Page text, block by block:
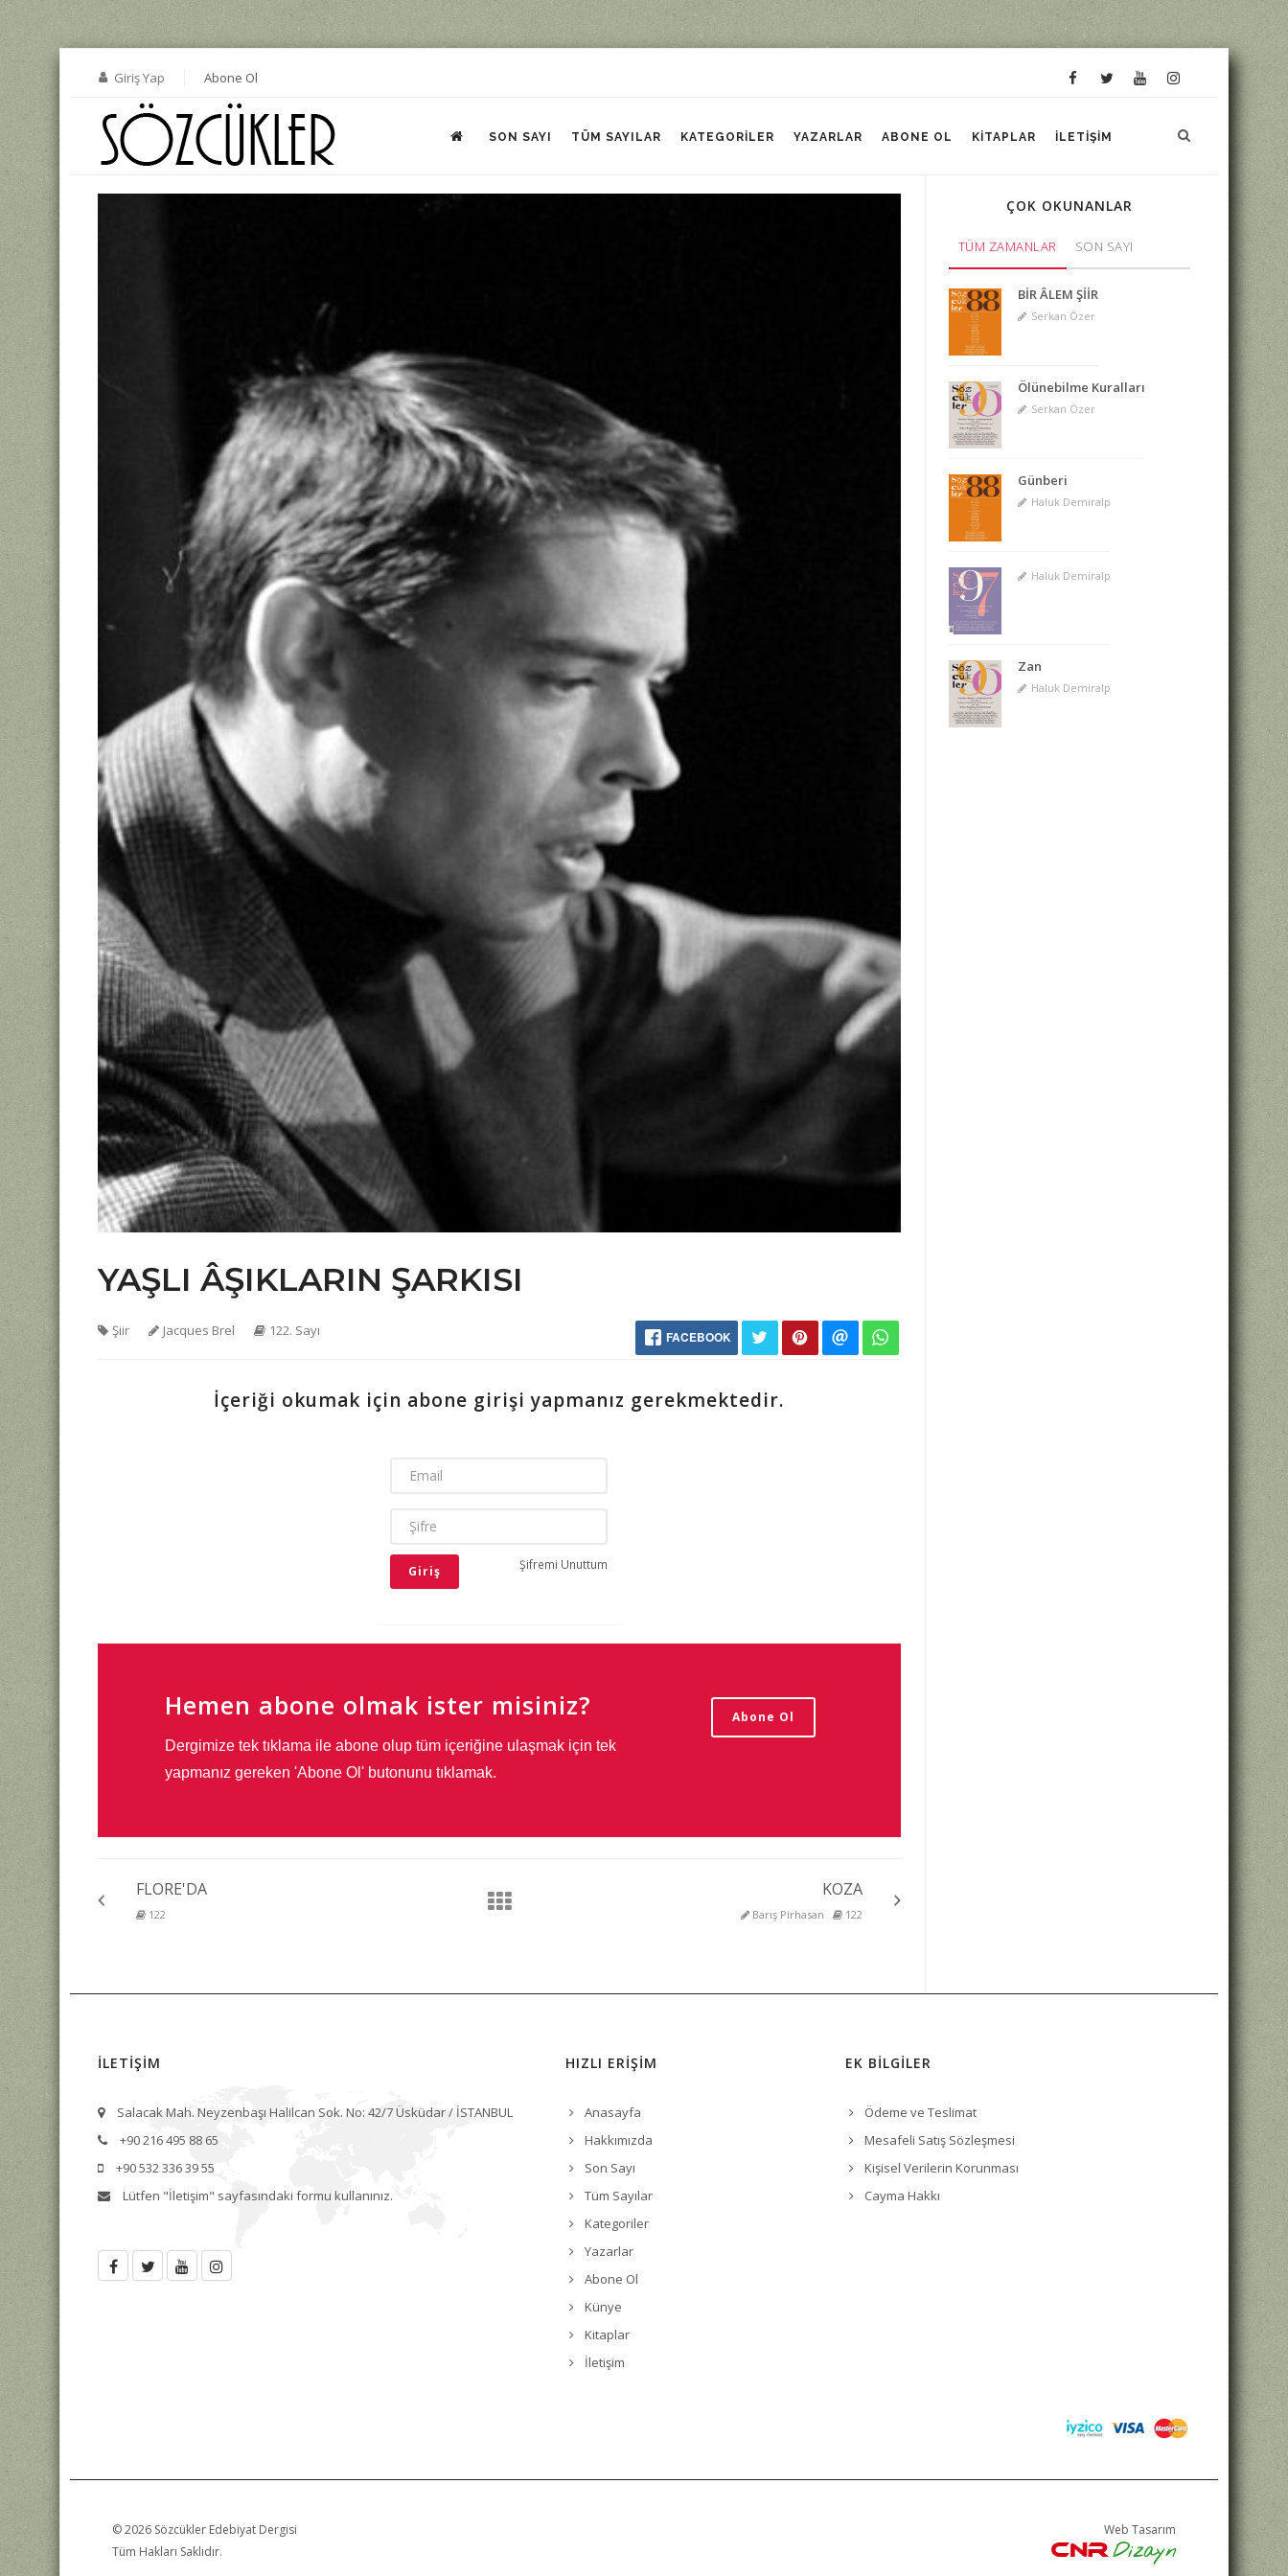
Giriş Yap Abone Ol
SON SAYI TÜM SAYILAR KATEGORILER YAZARLAR ABONE OL KITAPLAR İLETIŞIM
YAŞLI ÂŞIKLARIN ŞARKISI
Şiir Jacques Brel 122. Sayı FACEBOOK
İçeriği okumak için abone girişi yapmanız gerekmektedir.
EMAIL
ŞIFRE
Şifremi Unuttum
Hemen abone olmak ister misiniz?
Dergimize tek tıklama ile abone olup tüm içeriğine ulaşmak için tek
yapmanız gereken 'Abone Ol' butonunu tıklamak.
Abone Ol
FLORE'DA
122
KOZA
Barış Pirhasan 122
ÇOK OKUNANLAR
TÜM ZAMANLAR SON SAYI
BİR ÂLEM ŞİİR
Serkan Özer
Ölünebilme Kuralları
Serkan Özer
Günberi
Haluk Demiralp
Haluk Demiralp
Zan
Haluk Demiralp
İLETİŞİM
Salacak Mah. Neyzenbaşı Halilcan Sok. No: 42/7 Üsküdar / İSTANBUL
+90 216 495 88 65
+90 532 336 39 55
Lütfen "İletişim" sayfasındaki formu kullanınız.
HIZLI ERİŞİM
Anasayfa
Hakkımızda
Son Sayı
Tüm Sayılar
Kategoriler
Yazarlar
Abone Ol
Künye
Kitaplar
İletişim
EK BİLGİLER
Ödeme ve Teslimat
Mesafeli Satış Sözleşmesi
Kişisel Verilerin Korunması
Cayma Hakkı
© 2026 Sözcükler Edebiyat Dergisi
Tüm Hakları Saklıdır.
Web Tasarım
CNRDizayn